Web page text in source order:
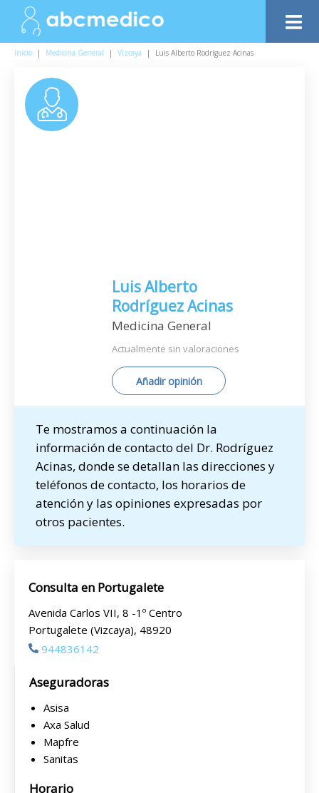
Inicio | Medicina General | Vizcaya | Luis Alberto Rodríguez Acinas
Luis Alberto
Rodríguez Acinas
Medicina General
Actualmente sin valoraciones
Añadir opinión
Te mostramos a continuación la
información de contacto del Dr. Rodríguez
Acinas, donde se detallan las direcciones y
teléfonos de contacto, los horarios de
atención y las opiniones expresadas por
otros pacientes.
Consulta en Portugalete
Avenida Carlos VII, 8 -1º Centro
Portugalete (Vizcaya), 48920
944836142
Aseguradoras
Asisa
Axa Salud
Mapfre
Sanitas
Horario